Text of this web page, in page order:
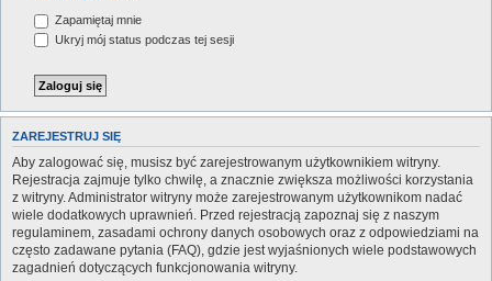
Zapamiętaj mnie
Ukryj mój status podczas tej sesji
ZAREJESTRUJ SIĘ
Aby zalogować się, musisz być zarejestrowanym użytkownikiem witryny.
Rejestracja zajmuje tylko chwilę, a znacznie zwiększa możliwości korzystania
z witryny. Administrator witryny może zarejestrowanym użytkownikom nadać
wiele dodatkowych uprawnień. Przed rejestracją zapoznaj się z naszym
regulaminem, zasadami ochrony danych osobowych oraz z odpowiedziami na
często zadawane pytania (FAQ), gdzie jest wyjaśnionych wiele podstawowych
zagadnień dotyczących funkcjonowania witryny.